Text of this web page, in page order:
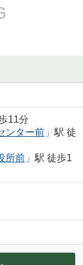
11分
ンター前」駅 徒
所前」駅 徒歩1